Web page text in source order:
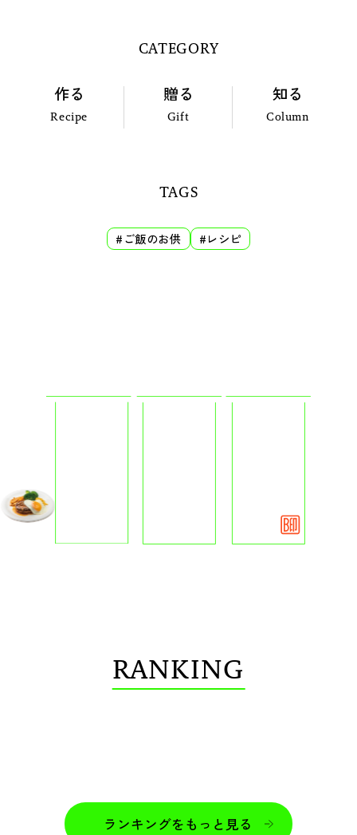
CATEGORY
作る
Recipe
贈る
Gift
知る
Column
TAGS
#ご飯のお供 #レシピ
RANKING
ランキングをもっと見る